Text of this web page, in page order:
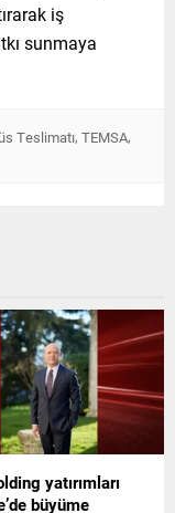
iş
sunmaya
Teslimatı, TEMSA,
yatırımları
büyüme